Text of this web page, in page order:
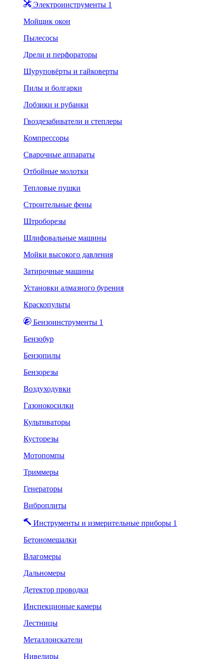
Электроинструменты 1
Мойщик окон
Пылесосы
Дрели и перфораторы
Шуруповёрты и гайковерты
Пилы и болгарки
Лобзики и рубанки
Гвоздезабиватели и степлеры
Компрессоры
Сварочные аппараты
Отбойные молотки
Тепловые пушки
Строительные фены
Штроборезы
Шлифовальные машины
Мойки высокого давления
Затирочные машины
Установки алмазного бурения
Краскопульты
Бензоинструменты 1
Бензобур
Бензопилы
Бензорезы
Воздуходувки
Газонокосилки
Культиваторы
Кусторезы
Мотопомпы
Триммеры
Генераторы
Виброплиты
Инструменты и измерительные приборы 1
Бетономешалки
Влагомеры
Дальномеры
Детектор проводки
Инспекционые камеры
Лестницы
Металлоискатели
Нивелиры